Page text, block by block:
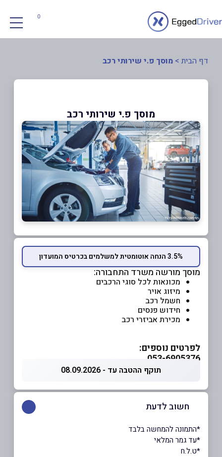
0
דף הבית > מוסך פ.י שירותי רכב
מוסך פ.י שירותי רכב
3.5% הנחה אוטומטית למשלמים בכרטיס המועדון
מוסך מורשה משרד התחבורה:
מכונאות לכל סוגי הרכבים
מיזוג אויר
חשמל רכב
חידוש פנסים
מכירת אביזרי רכב
לפרטים נוספים:
053-6905376
תוקף ההטבה עד - 08.09.2026
חשוב לדעת
*התמונה להמחשה בלבד
*עד גמר המלאי
*ט.ל.ח